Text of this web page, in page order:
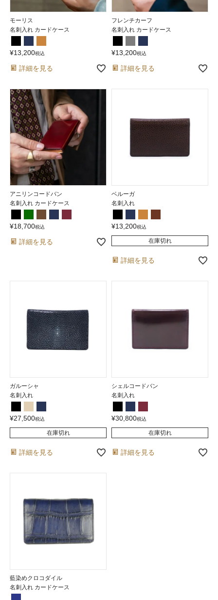
モーリス
名刺入れ カードケース
¥13,200税込
詳細を見る
フレンチカーフ
名刺入れ カードケース
¥13,200税込
詳細を見る
アニリンコードバン
名刺入れ カードケース
¥18,700税込
詳細を見る
ベルーガ
名刺入れ
¥13,200税込
在庫切れ
詳細を見る
ガルーシャ
名刺入れ
¥27,500税込
在庫切れ
詳細を見る
シェルコードバン
名刺入れ
¥30,800税込
在庫切れ
詳細を見る
藍染めクロコダイル
名刺入れ カードケース